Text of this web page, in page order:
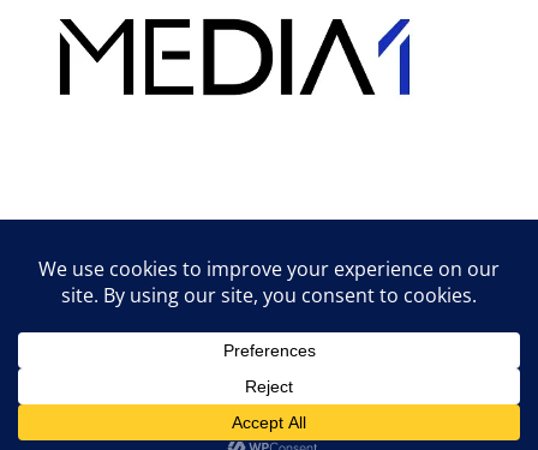
Lifestyle tippek & trükkök
© 2026 vipcast.hu powered by Media1• Készült
GeneratePress